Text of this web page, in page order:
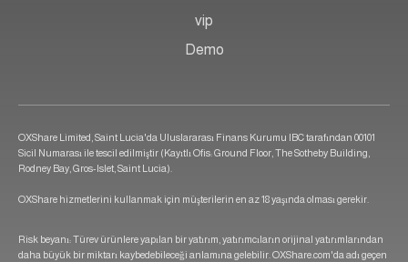
vip
Demo
OXShare Limited, Saint Lucia'da Uluslararası Finans Kurumu IBC tarafından 00101
Sicil Numarası ile tescil edilmiştir (Kayıtlı Ofis: Ground Floor, The Sotheby Building,
Rodney Bay, Gros-Islet, Saint Lucia).
OXShare hizmetlerini kullanmak için müşterilerin en az 18 yaşında olması gerekir.
Risk beyanı: Türev ürünlere yapılan bir yatırım, yatırımcıların orijinal yatırımlarından
daha büyük bir miktarı kaybedebileceği anlamına gelebilir. OXShare.com'da adı geçen